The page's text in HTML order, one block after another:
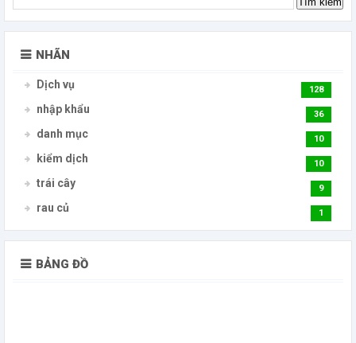
NHÃN
Dịch vụ 128
nhập khẩu 36
danh mục 10
kiểm dịch 10
trái cây 9
rau củ 1
BẢNG ĐỒ